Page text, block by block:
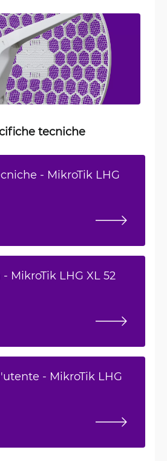
tecniche
- MikroTik LHG
MikroTik LHG XL 52
- MikroTik LHG